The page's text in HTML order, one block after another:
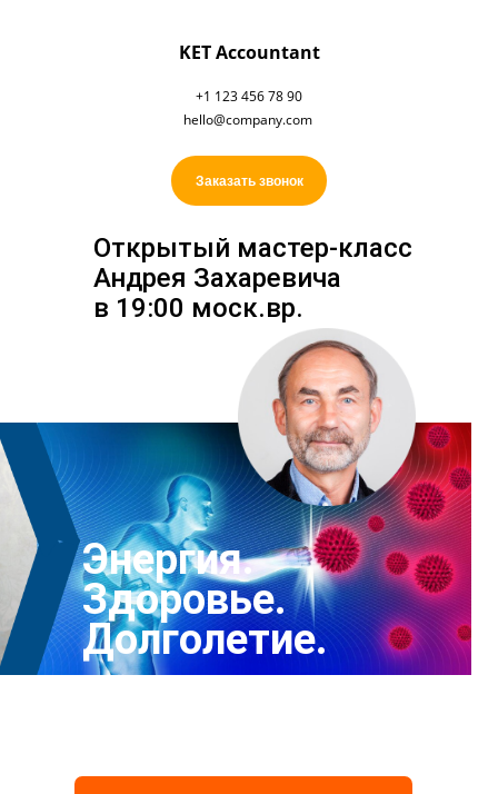
+1 123 456 78 90
KET Accountant
hello@company.com
Заказать звонок
Пройдите регистрацию и получите
Энергия.
Здоровье.
Долголетие.
Открытый мастер-класс
Андрея Захаревича
в 19:00 моск.вр.